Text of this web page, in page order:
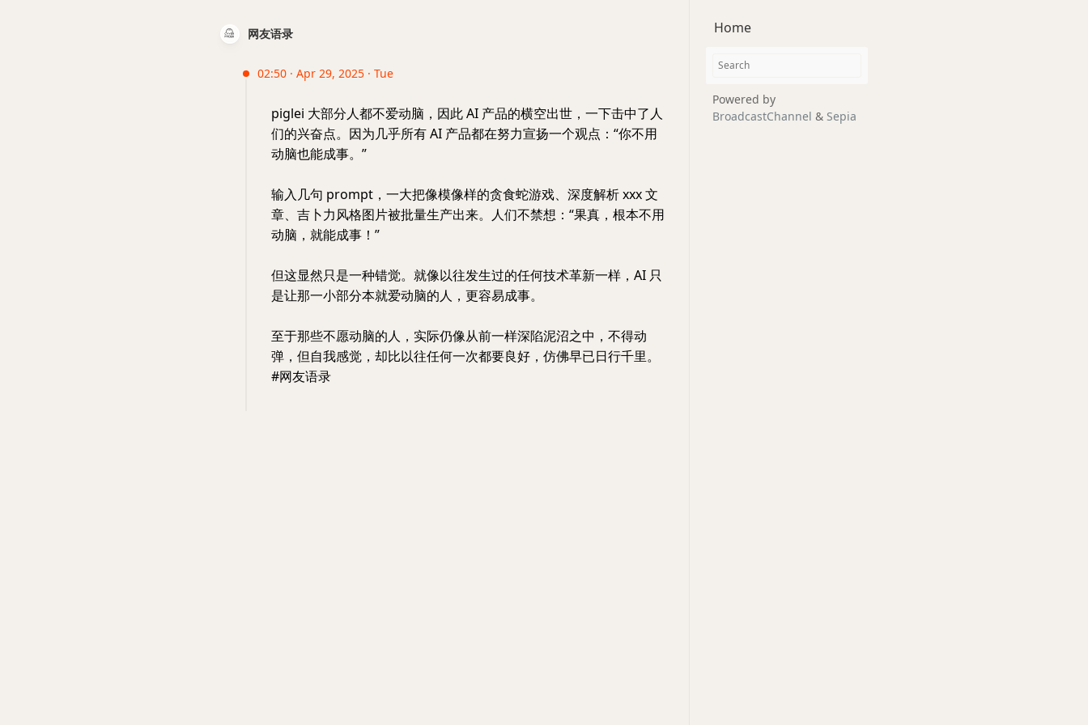
网友语录
02:50 · Apr 29, 2025 · Tue
piglei 大部分人都不爱动脑，因此 AI 产品的横空出世，一下击中了人
们的兴奋点。因为几乎所有 AI 产品都在努力宣扬一个观点：“你不用
动脑也能成事。”
输入几句 prompt，一大把像模像样的贪食蛇游戏、深度解析 xxx 文
章、吉卜力风格图片被批量生产出来。人们不禁想：“果真，根本不用
动脑，就能成事！”
但这显然只是一种错觉。就像以往发生过的任何技术革新一样，AI 只
是让那一小部分本就爱动脑的人，更容易成事。
至于那些不愿动脑的人，实际仍像从前一样深陷泥沼之中，不得动
弹，但自我感觉，却比以往任何一次都要良好，仿佛早已日行千里。
#网友语录
Home
Powered by
BroadcastChannel & Sepia